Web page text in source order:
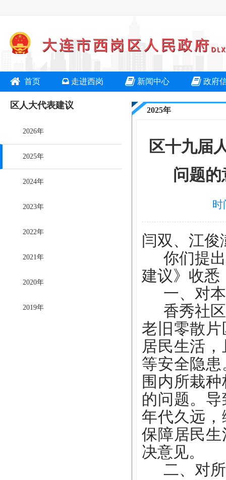
首页 走进西岗 新闻中心 政府
区人大代表建议
2026年
2025年
2024年
2023年
2022年
2021年
2020年
2019年
2025年
区十九届
问题
时
闫双、江俊
你们提
建议》收悉
一、对
香秀社
老旧零散
居民生活
等安全隐
围内所栽
的问题。
年代久远
保障居民
决意见。
二、对